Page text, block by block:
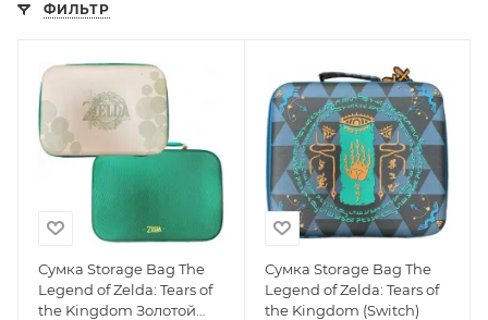
ФИЛЬТР
Сумка Storage Bag The
Legend of Zelda: Tears of
the Kingdom Золотой
Сумка Storage Bag The
Legend of Zelda: Tears of
the Kingdom (Switch)